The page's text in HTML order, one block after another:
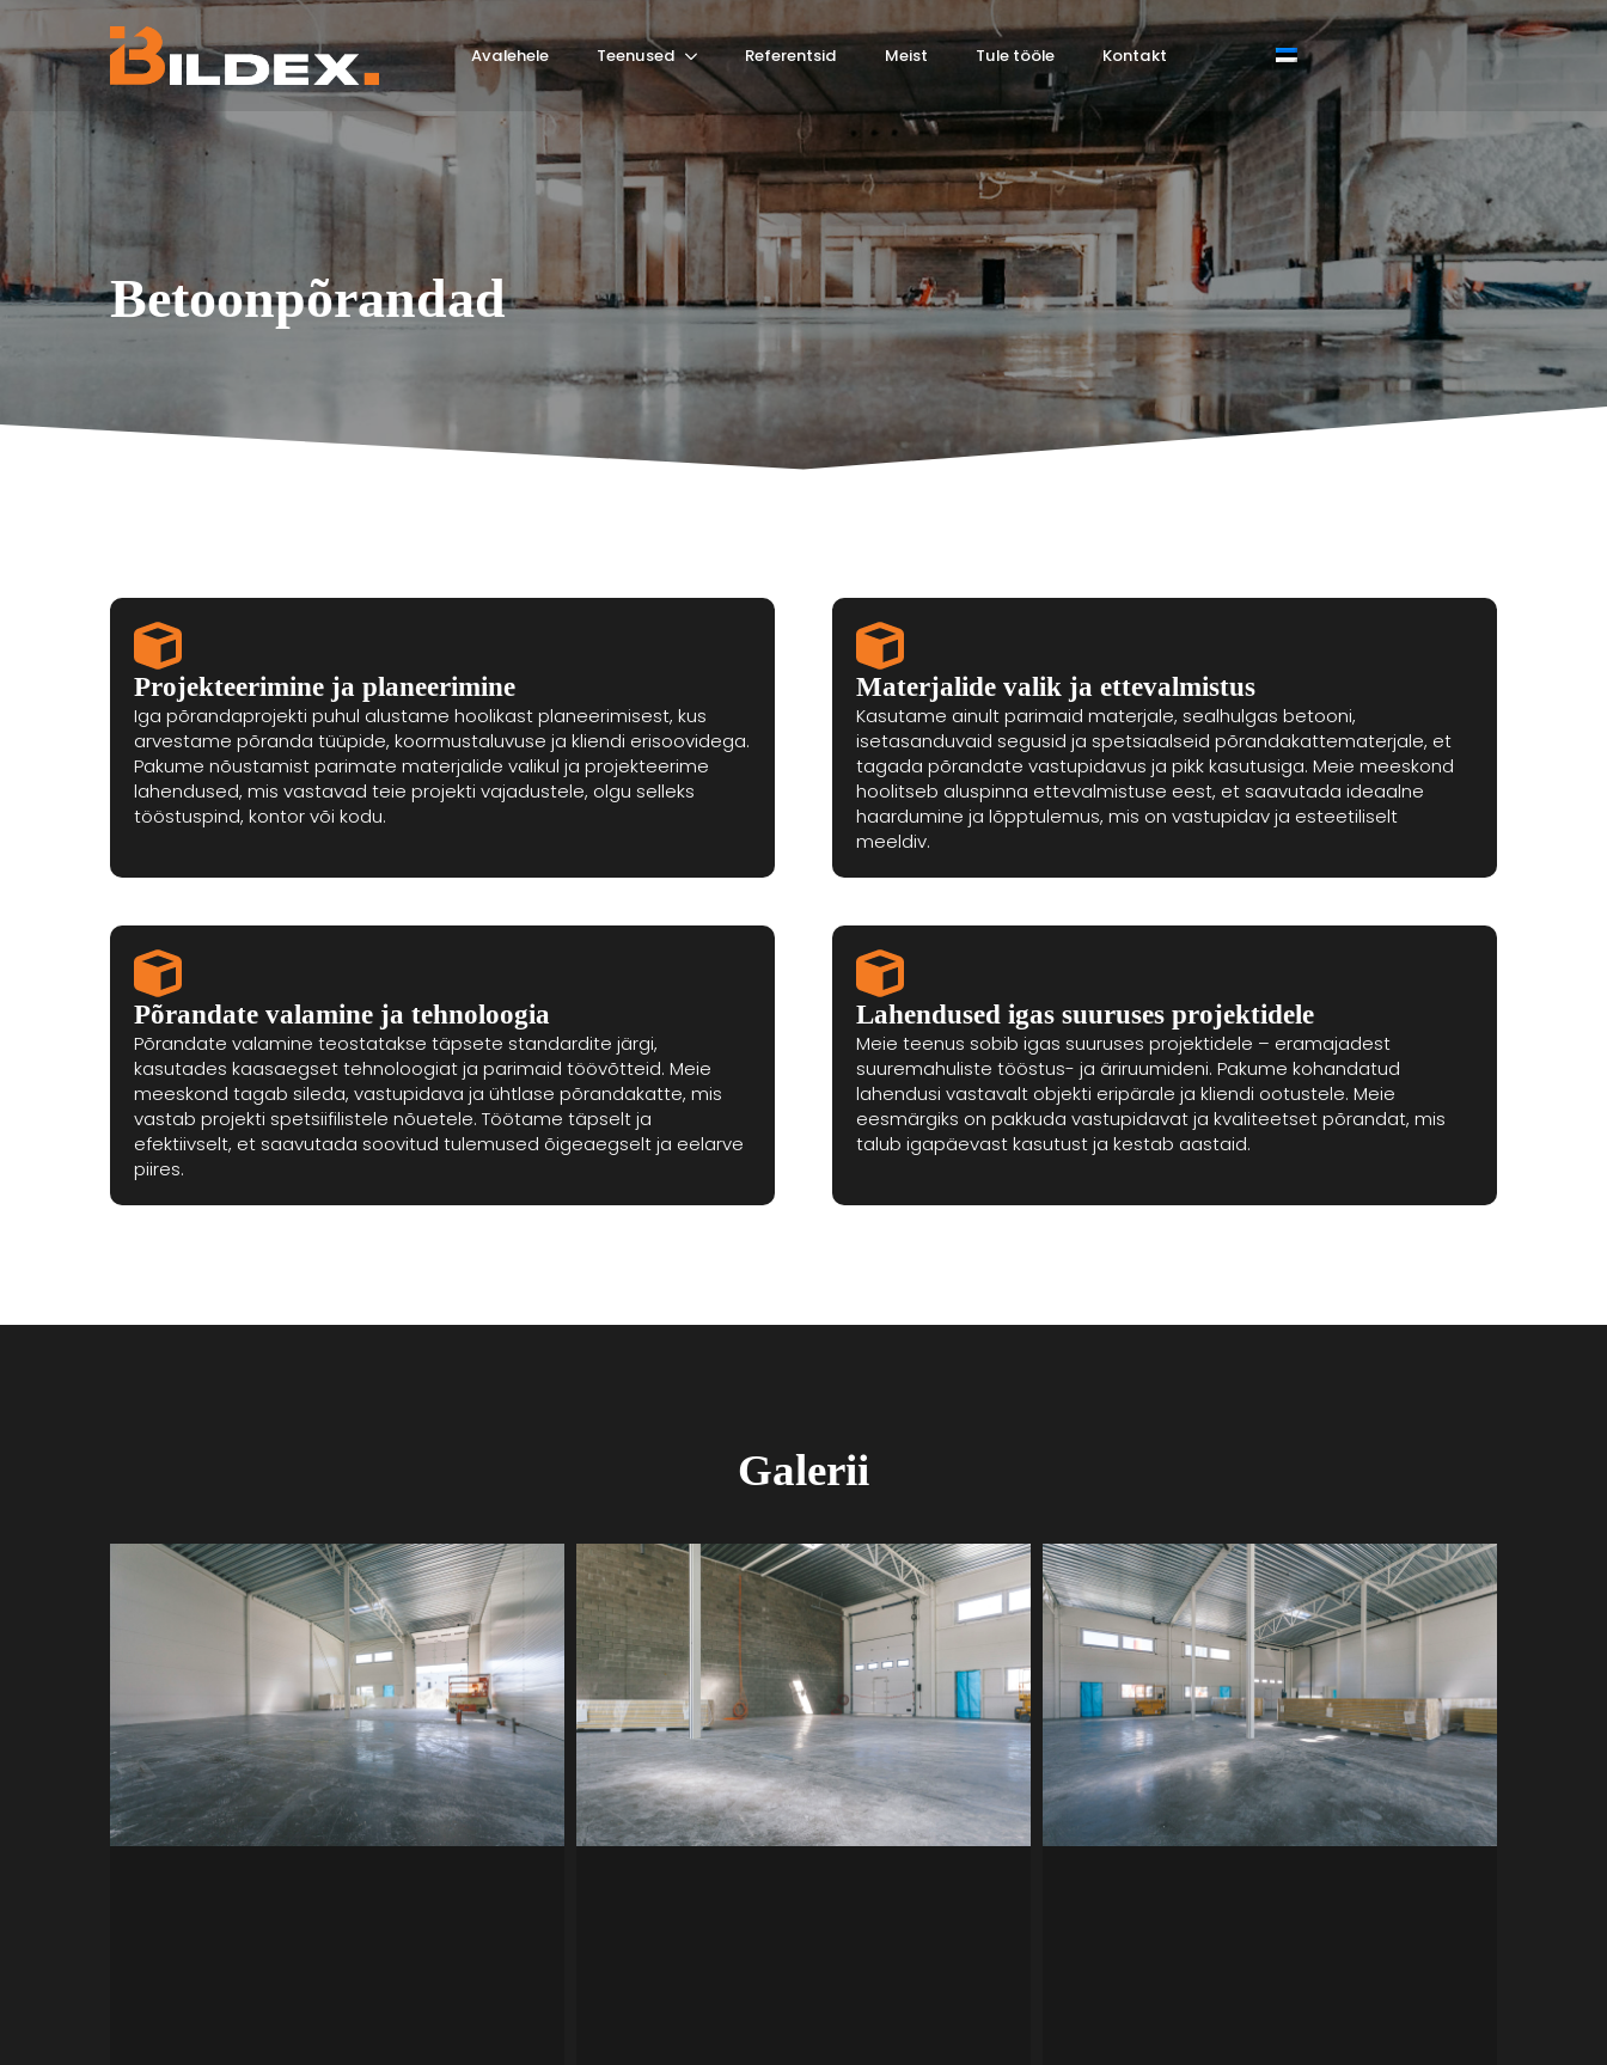
Avalehele Teenused Referentsid Meist Tule tööle Kontakt
Betoonpõrandad
Projekteerimine ja planeerimine
Iga põrandaprojekti puhul alustame hoolikast planeerimisest, kus
arvestame põranda tüüpide, koormustaluvuse ja kliendi erisoovidega.
Pakume nõustamist parimate materjalide valikul ja projekteerime
lahendused, mis vastavad teie projekti vajadustele, olgu selleks
tööstuspind, kontor või kodu.
Materjalide valik ja ettevalmistus
Kasutame ainult parimaid materjale, sealhulgas betooni,
isetasanduvaid segusid ja spetsiaalseid põrandakattematerjale, et
tagada põrandate vastupidavus ja pikk kasutusiga. Meie meeskond
hoolitseb aluspinna ettevalmistuse eest, et saavutada ideaalne
haardumine ja lõpptulemus, mis on vastupidav ja esteetiliselt
meeldiv.
Põrandate valamine ja tehnoloogia
Põrandate valamine teostatakse täpsete standardite järgi,
kasutades kaasaegset tehnoloogiat ja parimaid töövõtteid. Meie
meeskond tagab sileda, vastupidava ja ühtlase põrandakatte, mis
vastab projekti spetsiifilistele nõuetele. Töötame täpselt ja
efektiivselt, et saavutada soovitud tulemused õigeaegselt ja eelarve
piires.
Lahendused igas suuruses projektidele
Meie teenus sobib igas suuruses projektidele – eramajadest
suuremahuliste tööstus- ja äriruumideni. Pakume kohandatud
lahendusi vastavalt objekti eripärale ja kliendi ootustele. Meie
eesmärgiks on pakkuda vastupidavat ja kvaliteetset põrandat, mis
talub igapäevast kasutust ja kestab aastaid.
Galerii